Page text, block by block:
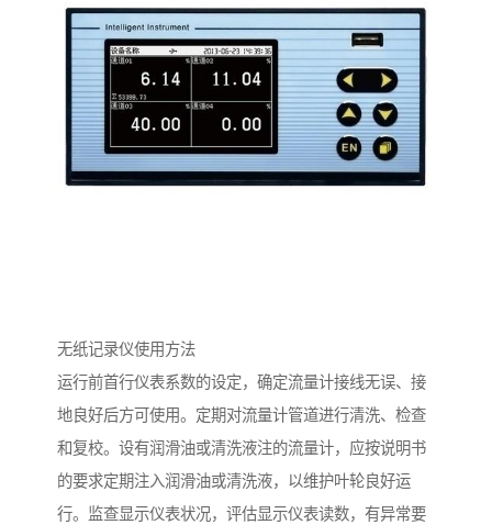
无纸记录仪使用方法
运行前首行仪表系数的设定，确定流量计接线无误、接
地良好后方可使用。定期对流量计管道进行清洗、检查
和复校。设有润滑油或清洗液注的流量计，应按说明书
的要求定期注入润滑油或清洗液，以维护叶轮良好运
行。监查显示仪表状况，评估显示仪表读数，有异常要